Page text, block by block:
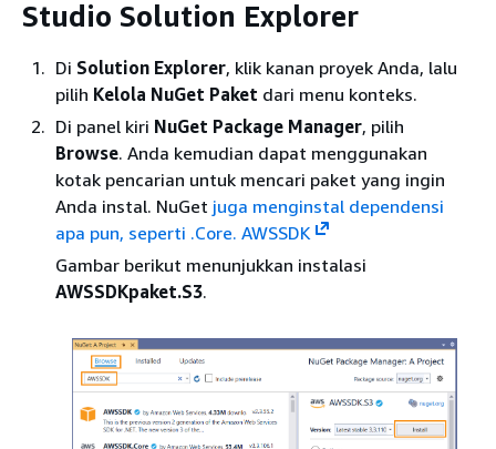
Studio Solution Explorer
Di Solution Explorer, klik kanan proyek Anda, lalu
pilih Kelola NuGet Paket dari menu konteks.
Di panel kiri NuGet Package Manager, pilih
Browse. Anda kemudian dapat menggunakan
kotak pencarian untuk mencari paket yang ingin
Anda instal. NuGet juga menginstal dependensi
apa pun, seperti .Core. AWSSDK
Gambar berikut menunjukkan instalasi
AWSSDKpaket.S3.